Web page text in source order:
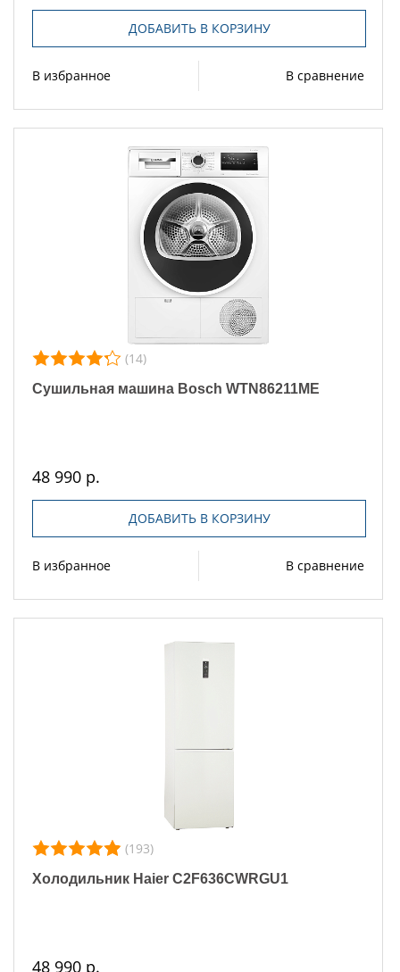
ДОБАВИТЬ В КОРЗИНУ
В избранное В сравнение
(14)
Сушильная машина Bosch WTN86211ME
48 990 р.
ДОБАВИТЬ В КОРЗИНУ
В избранное В сравнение
(193)
Холодильник Haier C2F636CWRGU1
48 990 р.